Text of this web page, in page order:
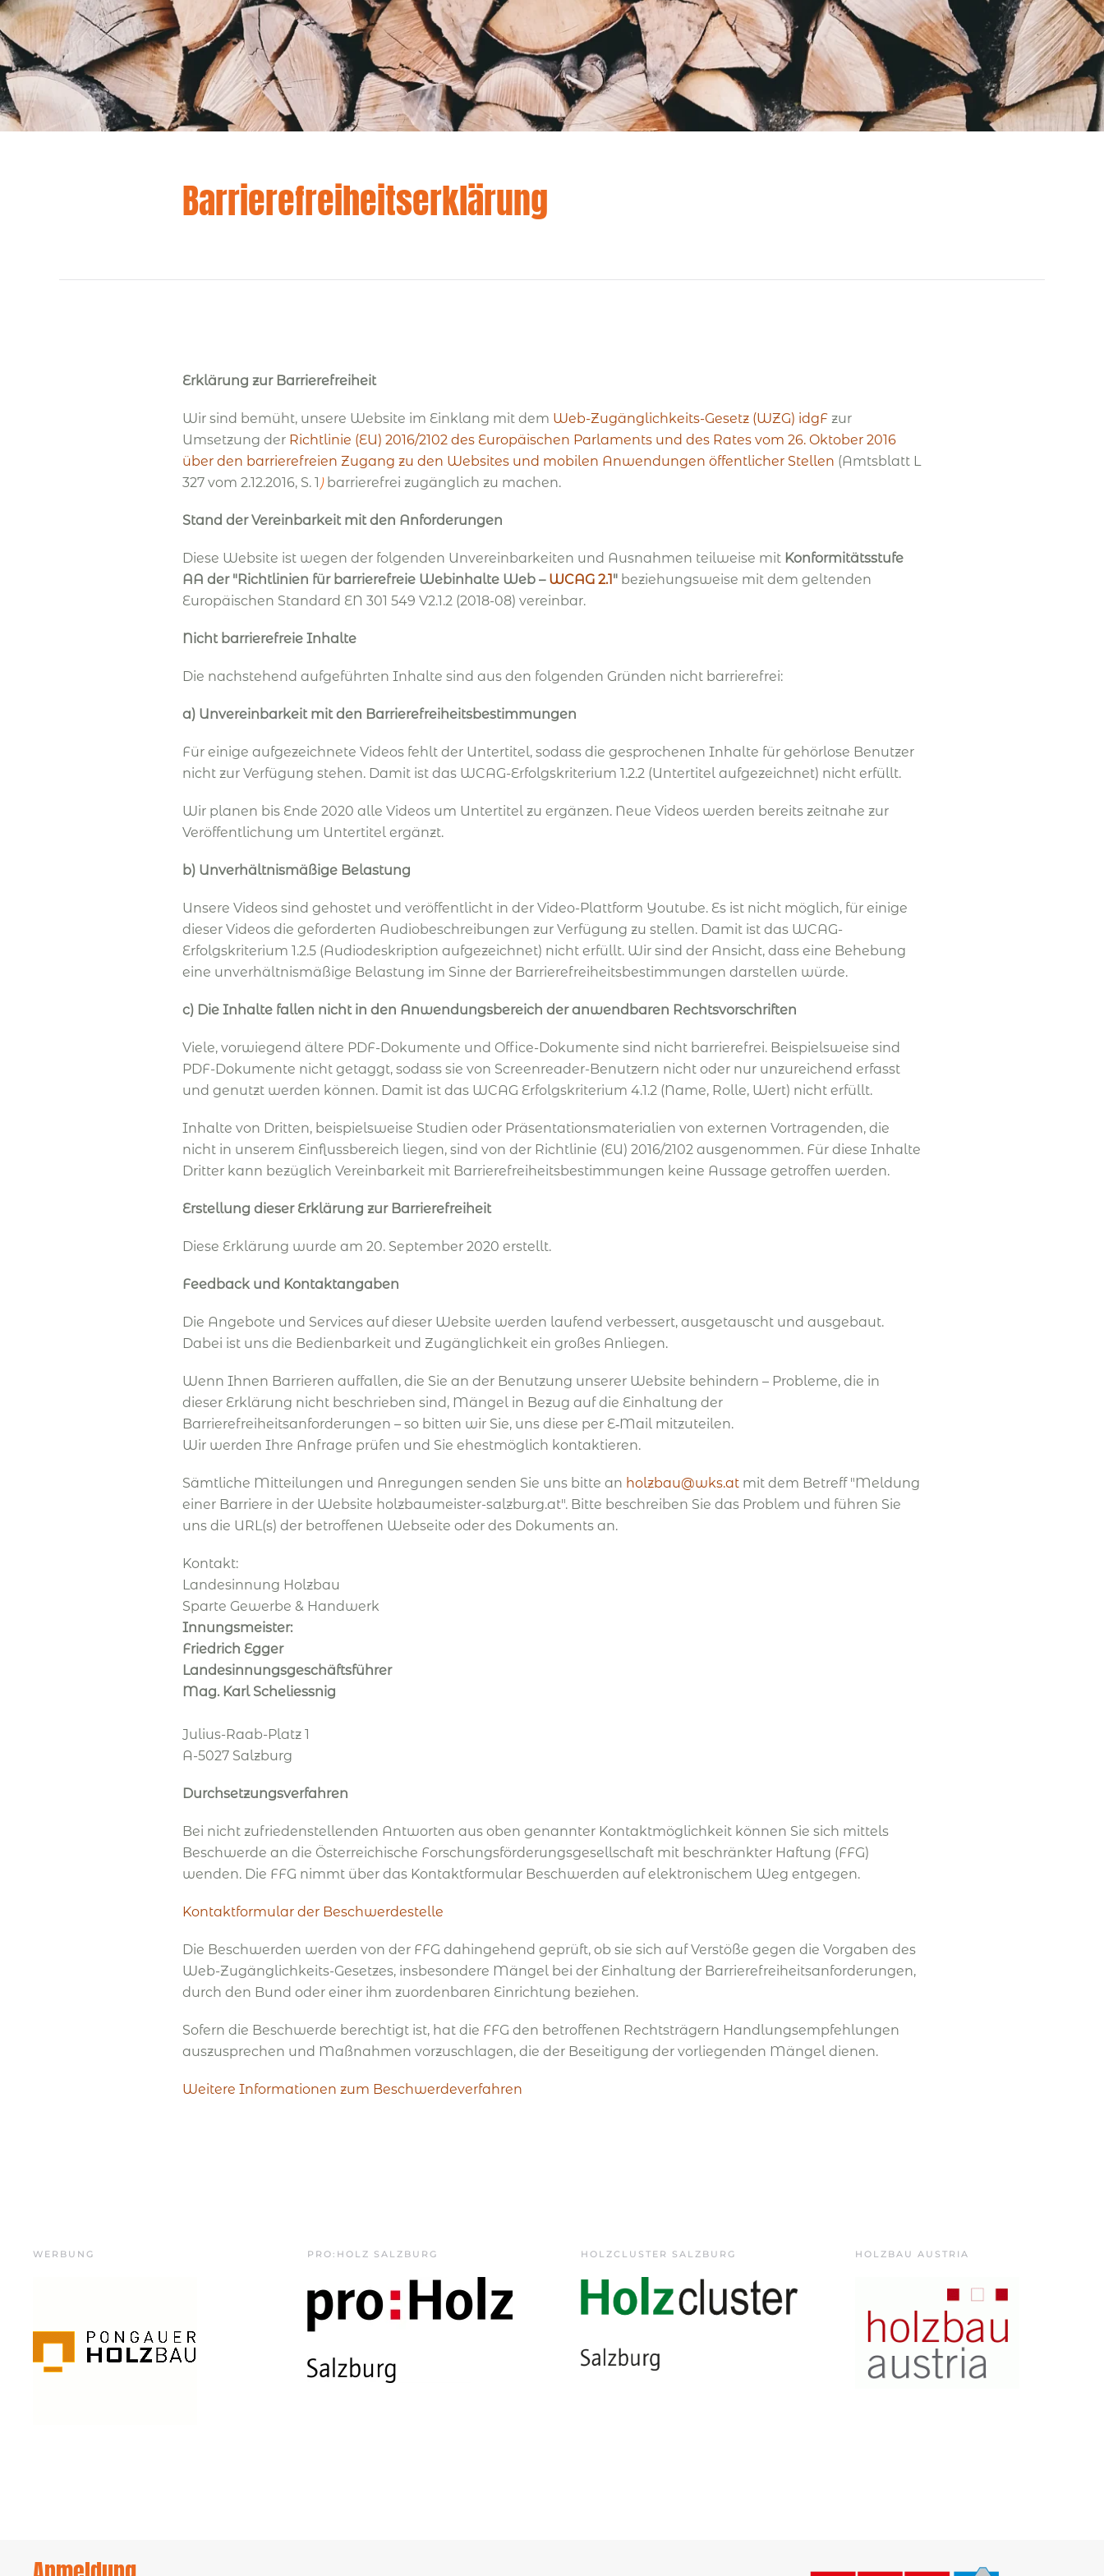
Barrierefreiheitserklärung
Erklärung zur Barrierefreiheit
Wir sind bemüht, unsere Website im Einklang mit dem Web-Zugänglichkeits-Gesetz (WZG) idgF zur
Umsetzung der Richtlinie (EU) 2016/2102 des Europäischen Parlaments und des Rates vom 26. Oktober 2016
über den barrierefreien Zugang zu den Websites und mobilen Anwendungen öffentlicher Stellen (Amtsblatt L
327 vom 2.12.2016, S. 1 ) barrierefrei zugänglich zu machen.
Stand der Vereinbarkeit mit den Anforderungen
Diese Website ist wegen der folgenden Unvereinbarkeiten und Ausnahmen teilweise mit Konformitätsstufe
AA der "Richtlinien für barrierefreie Webinhalte Web – WCAG 2.1" beziehungsweise mit dem geltenden
Europäischen Standard EN 301 549 V2.1.2 (2018-08) vereinbar.
Nicht barrierefreie Inhalte
Die nachstehend aufgeführten Inhalte sind aus den folgenden Gründen nicht barrierefrei:
a) Unvereinbarkeit mit den Barrierefreiheitsbestimmungen
Für einige aufgezeichnete Videos fehlt der Untertitel, sodass die gesprochenen Inhalte für gehörlose Benutzer
nicht zur Verfügung stehen. Damit ist das WCAG-Erfolgskriterium 1.2.2 (Untertitel aufgezeichnet) nicht erfüllt.
Wir planen bis Ende 2020 alle Videos um Untertitel zu ergänzen. Neue Videos werden bereits zeitnahe zur
Veröffentlichung um Untertitel ergänzt.
b) Unverhältnismäßige Belastung
Unsere Videos sind gehostet und veröffentlicht in der Video-Plattform Youtube. Es ist nicht möglich, für einige
dieser Videos die geforderten Audiobeschreibungen zur Verfügung zu stellen. Damit ist das WCAG-
Erfolgskriterium 1.2.5 (Audiodeskription aufgezeichnet) nicht erfüllt. Wir sind der Ansicht, dass eine Behebung
eine unverhältnismäßige Belastung im Sinne der Barrierefreiheitsbestimmungen darstellen würde.
c) Die Inhalte fallen nicht in den Anwendungsbereich der anwendbaren Rechtsvorschriften
Viele, vorwiegend ältere PDF-Dokumente und Office-Dokumente sind nicht barrierefrei. Beispielsweise sind
PDF-Dokumente nicht getaggt, sodass sie von Screenreader-Benutzern nicht oder nur unzureichend erfasst
und genutzt werden können. Damit ist das WCAG Erfolgskriterium 4.1.2 (Name, Rolle, Wert) nicht erfüllt.
Inhalte von Dritten, beispielsweise Studien oder Präsentationsmaterialien von externen Vortragenden, die
nicht in unserem Einflussbereich liegen, sind von der Richtlinie (EU) 2016/2102 ausgenommen. Für diese Inhalte
Dritter kann bezüglich Vereinbarkeit mit Barrierefreiheitsbestimmungen keine Aussage getroffen werden.
Erstellung dieser Erklärung zur Barrierefreiheit
Diese Erklärung wurde am 20. September 2020 erstellt.
Feedback und Kontaktangaben
Die Angebote und Services auf dieser Website werden laufend verbessert, ausgetauscht und ausgebaut.
Dabei ist uns die Bedienbarkeit und Zugänglichkeit ein großes Anliegen.
Wenn Ihnen Barrieren auffallen, die Sie an der Benutzung unserer Website behindern – Probleme, die in
dieser Erklärung nicht beschrieben sind, Mängel in Bezug auf die Einhaltung der
Barrierefreiheitsanforderungen – so bitten wir Sie, uns diese per E‑Mail mitzuteilen.
Wir werden Ihre Anfrage prüfen und Sie ehestmöglich kontaktieren.
Sämtliche Mitteilungen und Anregungen senden Sie uns bitte an holzbau@wks.at mit dem Betreff "Meldung
einer Barriere in der Website holzbaumeister-salzburg.at". Bitte beschreiben Sie das Problem und führen Sie
uns die URL(s) der betroffenen Webseite oder des Dokuments an.
Kontakt:
Landesinnung Holzbau
Sparte Gewerbe & Handwerk
Innungsmeister:
Friedrich Egger
Landesinnungsgeschäftsführer
Mag. Karl Scheliessnig
Julius-Raab-Platz 1
A-5027 Salzburg
Durchsetzungsverfahren
Bei nicht zufriedenstellenden Antworten aus oben genannter Kontaktmöglichkeit können Sie sich mittels
Beschwerde an die Österreichische Forschungsförderungsgesellschaft mit beschränkter Haftung (FFG)
wenden. Die FFG nimmt über das Kontaktformular Beschwerden auf elektronischem Weg entgegen.
Kontaktformular der Beschwerdestelle
Die Beschwerden werden von der FFG dahingehend geprüft, ob sie sich auf Verstöße gegen die Vorgaben des
Web-Zugänglichkeits-Gesetzes, insbesondere Mängel bei der Einhaltung der Barrierefreiheitsanforderungen,
durch den Bund oder einer ihm zuordenbaren Einrichtung beziehen.
Sofern die Beschwerde berechtigt ist, hat die FFG den betroffenen Rechtsträgern Handlungsempfehlungen
auszusprechen und Maßnahmen vorzuschlagen, die der Beseitigung der vorliegenden Mängel dienen.
Weitere Informationen zum Beschwerdeverfahren
WERBUNG PRO:HOLZ SALZBURG HOLZCLUSTER SALZBURG HOLZBAU AUSTRIA